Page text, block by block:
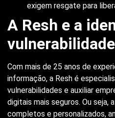
exigem resgate para
A Resh e a
Com mais de 25 anos de
informação, a Resh é
vulnerabilidades e auxiliar
digitais mais seguros. Ou seja,
completos e personalizados,